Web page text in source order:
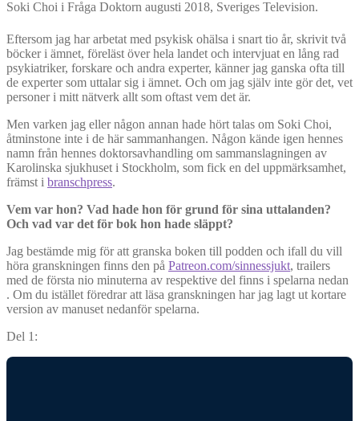
Soki Choi i Fråga Doktorn augusti 2018, Sveriges Television.
Eftersom jag har arbetat med psykisk ohälsa i snart tio år, skrivit två
böcker i ämnet, föreläst över hela landet och intervjuat en lång rad
psykiatriker, forskare och andra experter, känner jag ganska ofta till
de experter som uttalar sig i ämnet. Och om jag själv inte gör det, vet
personer i mitt nätverk allt som oftast vem det är.
Men varken jag eller någon annan hade hört talas om Soki Choi,
åtminstone inte i de här sammanhangen. Någon kände igen hennes
namn från hennes doktorsavhandling om sammanslagningen av
Karolinska sjukhuset i Stockholm, som fick en del uppmärksamhet,
främst i branschpress.
Vem var hon? Vad hade hon för grund för sina uttalanden?
Och vad var det för bok hon hade släppt?
Jag bestämde mig för att granska boken till podden och ifall du vill
höra granskningen finns den på Patreon.com/sinnessjukt, trailers
med de första nio minuterna av respektive del finns i spelarna nedan
. Om du istället föredrar att läsa granskningen har jag lagt ut kortare
version av manuset nedanför spelarna.
Del 1: